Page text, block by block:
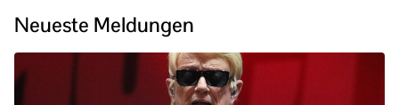
Neueste Meldungen